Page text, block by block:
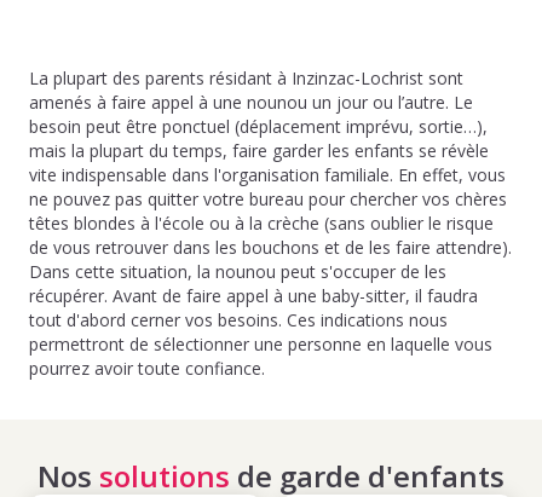
La plupart des parents résidant à Inzinzac-Lochrist sont
amenés à faire appel à une nounou un jour ou l’autre. Le
besoin peut être ponctuel (déplacement imprévu, sortie…),
mais la plupart du temps, faire garder les enfants se révèle
vite indispensable dans l'organisation familiale. En effet, vous
ne pouvez pas quitter votre bureau pour chercher vos chères
têtes blondes à l'école ou à la crèche (sans oublier le risque
de vous retrouver dans les bouchons et de les faire attendre).
Dans cette situation, la nounou peut s'occuper de les
récupérer. Avant de faire appel à une baby-sitter, il faudra
tout d'abord cerner vos besoins. Ces indications nous
permettront de sélectionner une personne en laquelle vous
pourrez avoir toute confiance.
Nos solutions de garde d'enfants